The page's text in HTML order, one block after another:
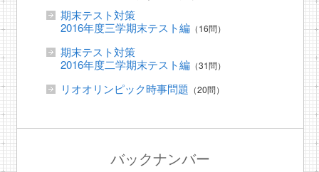
期末テスト対策
2016年度三学期末テスト編（16問）
期末テスト対策
2016年度二学期末テスト編（31問）
リオオリンピック時事問題 （20問）
バックナンバー